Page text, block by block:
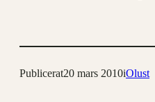
Publicerat20 mars 2010iOlust